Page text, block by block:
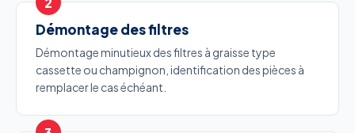
Démontage des filtres
Démontage minutieux des filtres à graisse type
cassette ou champignon, identification des pièces à
remplacer le cas échéant.